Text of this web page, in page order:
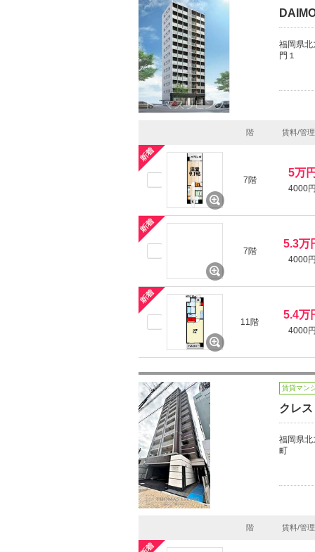
福岡県北
門１
階 賃料/管
7階
5万
4000
7階
5.3万
4000
11階
5.4万
4000
賃貸マン
クレ
福岡県北
町
階 賃料/管